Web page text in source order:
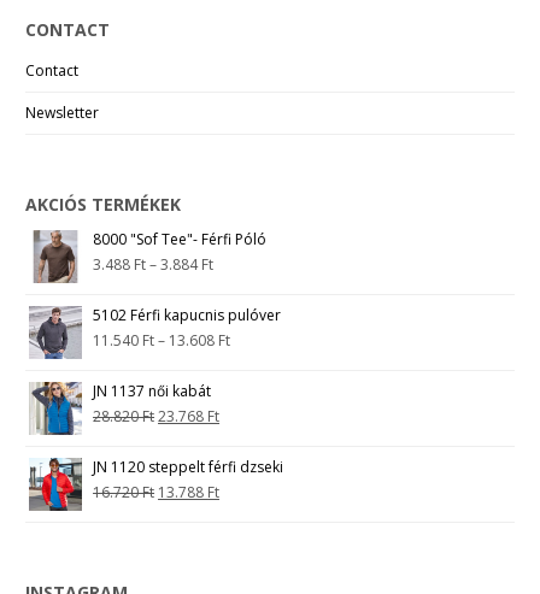
CONTACT
Contact
Newsletter
AKCIÓS TERMÉKEK
8000 "Sof Tee"- Férfi Póló
3.488 Ft–3.884Ft
5102 Férfi kapucnis pulóver
11.540 Ft– 13.608 Ft
JN 1137 női kabát
28.820Ft23.768 Ft
JN 1120 steppelt férfi dzseki
16.720Ft 13.788 Ft